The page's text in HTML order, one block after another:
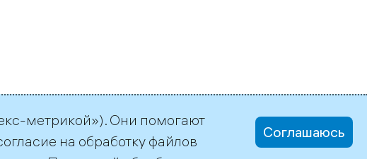
метрикой»). Они помогают
на обработку файлов
Соглашаюсь